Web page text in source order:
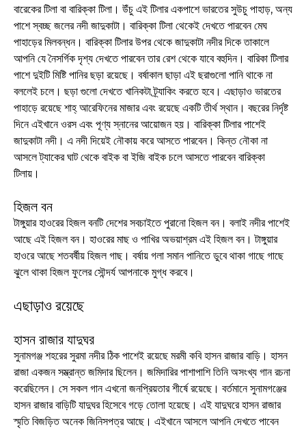
বারেকের টিলা বা বারিক্কা টিলা। উঁচু এই টিলার একপাশে ভারতের সুউচু পাহাড়, অন্য
পাশে স্বচ্ছ জলের নদী জাদুকাটা। বারিক্কা টিলা থেকেই দেখতে পারবেন মেঘ
পাহাড়ের মিলবন্ধন। বারিক্কা টিলার উপর থেকে জাদুকাটা নদীর দিকে তাকালে
আপনি যে নৈসর্গিক দৃশ্য দেখতে পারবেন তার রেশ থেকে যাবে বহুদিন। বারিকা টিলার
পাশে দুইটি মিষ্টি পানির ছড়া রয়েছে। বর্ষাকাল ছাড়া এই ছরাগুলো পানি থাকে না
বললেই চলে। ছড়া গুলো দেখতে খানিকটা ট্র্যাকিং করতে হবে। এছাড়াও ভারতের
পাহাড়ে রয়েছে শাহ্ আরেফিনের মাজার এবং রয়েছে একটি তীর্থ স্থান। বছরের নির্দৃষ্ট
দিনে এইখানে ওরস এবং পূণ্য স্নানের আয়োজন হয়। বারিক্কা টিলার পাশেই
জাদুকাটা নদী। এ নদী দিয়েই নৌকায় করে আসতে পারবেন। কিন্ত নৌকা না
আসলে ট্যাকের ঘাট থেকে বাইক বা ইজি বাইক চলে আসতে পারবেন বারিক্কা
টিলায়।
হিজল বন
টাঙ্গুয়ার হাওরের হিজল বনটি দেশের সবচাইতে পুরানো হিজল বন। বলাই নদীর পাশেই
আছে এই হিজল বন। হাওরের মাছ ও পাখির অভয়াশ্রম এই হিজল বন। টাঙ্গুয়ার
হাওরে আছে শতবর্ষীয় হিজল গাছ। বর্ষায় গলা সমান পানিতে ডুবে থাকা গাছে গাছে
ঝুলে থাকা হিজল ফুলের সৌন্দর্য আপনাকে মুগ্ধ করবে।
এছাড়াও রয়েছে
হাসন রাজার যাদুঘর
সুনামগঞ্জ শহরের সুরমা নদীর ঠিক পাশেই রয়েছে মরমী কবি হাসন রাজার বাড়ি। হাসন
রাজা একজন সম্ভ্রান্ত জমিদার ছিলেন। জমিদারির পাশাপাশি তিনি অসংখ্য গান রচনা
করেছিলেন। সে সকল গান এখনো জনপ্রিয়তার শীর্ষে রয়েছে। বর্তমানে সুনামগঞ্জের
হাসন রাজার বাড়িটি যাদুঘর হিসেবে গড়ে তোলা হয়েছে। এই যাদুঘরে হাসন রাজার
স্মৃতি বিজড়িত অনেক জিনিসপত্র আছে। এইখানে আসলে আপনি দেখতে পাবেন